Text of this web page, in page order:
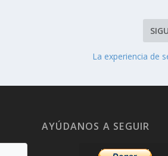
La experiencia de
AYÚDANOS A SEGUIR